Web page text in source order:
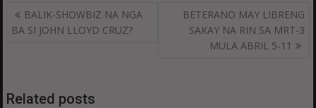
Post
navigation
BALIK-SHOWBIZ NA NGA
BA SI JOHN LLOYD CRUZ?
BETERANO MAY LIBRENG
SAKAY NA RIN SA MRT-3
MULA ABRIL 5-11
Related posts